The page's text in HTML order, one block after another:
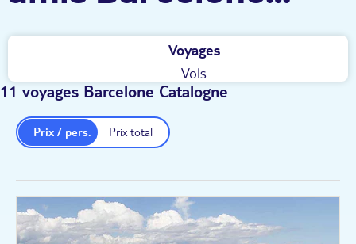
Catalogne TUI
Voyages
Vols
11 voyages Barcelone Catalogne
Prix total
Prix / pers.